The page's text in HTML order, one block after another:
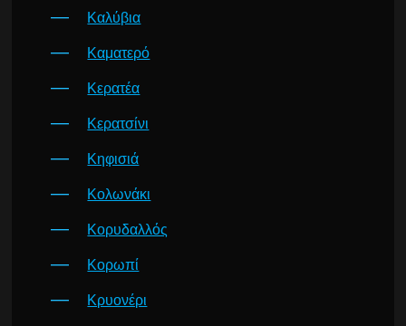
Καλύβια
Καματερό
Κερατέα
Κερατσίνι
Κηφισιά
Κολωνάκι
Κορυδαλλός
Κορωπί
Κρυονέρι